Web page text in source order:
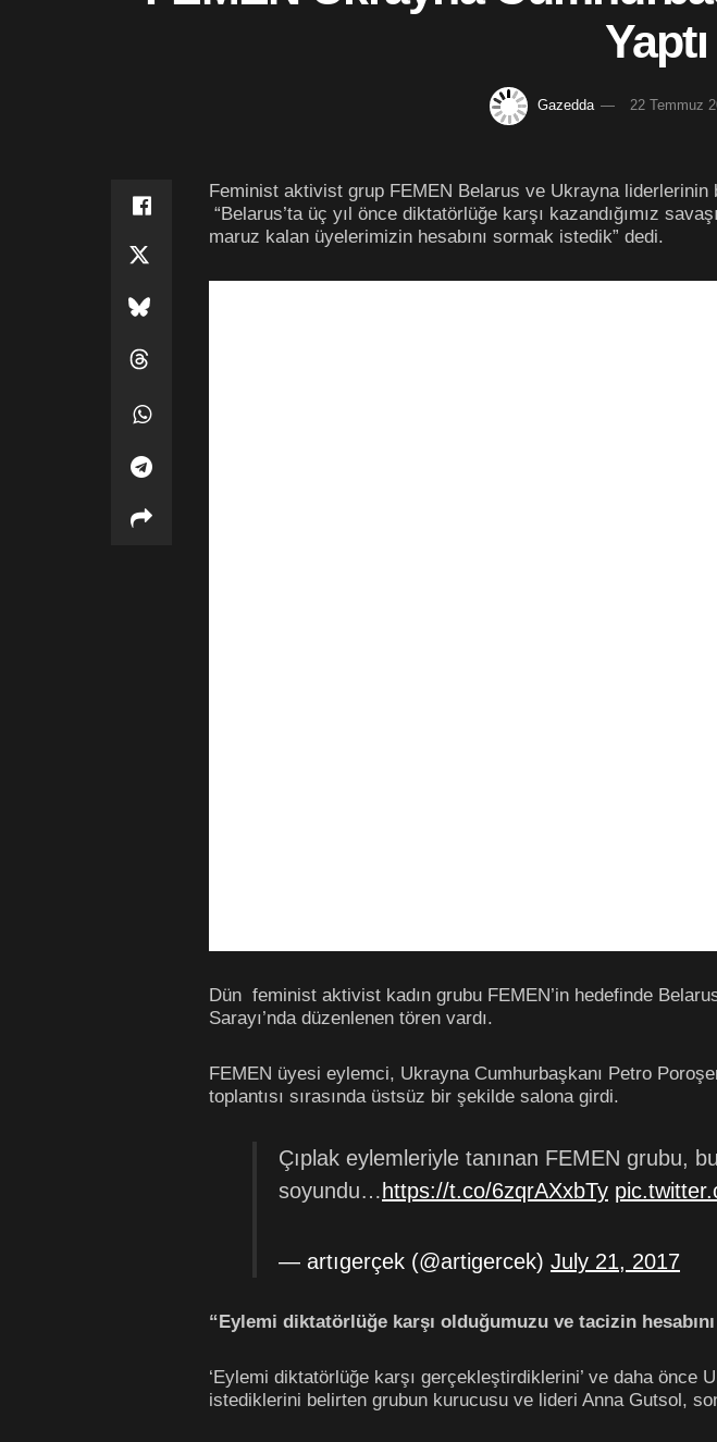
Gazedda 22 Temmuz
Feminist aktivist grup FEMEN Belarus ve Ukrayna
“Belarus’ta üç yıl önce diktatörlüğe karşı kazandığımız
maruz kalan üyelerimizin hesabını sormak istedik” dedi.
Dün feminist aktivist kadın grubu FEMEN’in hedefinde
Sarayı’nda düzenlenen tören vardı.
FEMEN üyesi eylemci, Ukrayna Cumhurbaşkanı Petro
toplantısı sırasında üstsüz bir şekilde salona girdi.
Çıplak eylemleriyle tanınan FEMEN grubu,
soyundu…https://t.co/6zqrAXxbTy
— artıgerçek (@artigercek) July 21, 2017
“Eylemi diktatörlüğe karşı olduğumuzu ve tacizin
‘Eylemi diktatörlüğe karşı gerçekleştirdiklerini’ ve daha önce
istediklerini belirten grubun kurucusu ve lideri Anna Gutsol,